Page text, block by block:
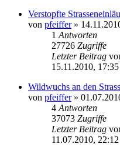
Verstopfte
von pfeiffer»
1 Antworten
27726 Zugriffe
Letzter Beitrag
15.11.2010, 17:35
Wildwuchs an den
von pfeiffer»
4 Antworten
37073 Zugriffe
Letzter Beitrag
11.07.2010, 22:12